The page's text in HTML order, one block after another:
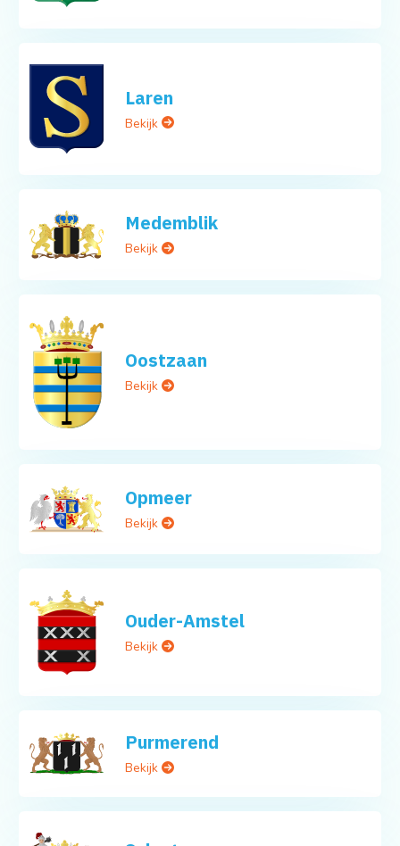
Laren
Bekijk
Medemblik
Bekijk
Oostzaan
Bekijk
Opmeer
Bekijk
Ouder-Amstel
Bekijk
Purmerend
Bekijk